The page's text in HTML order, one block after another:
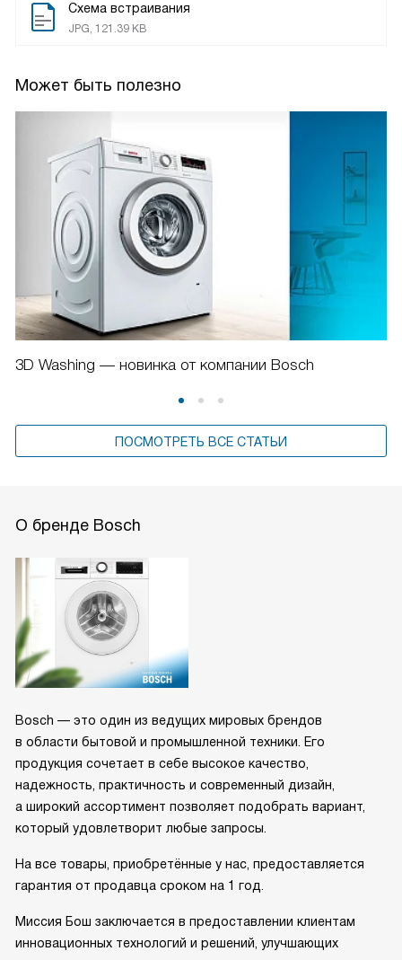
Схема встраивания
JPG, 121.39 KB
Может быть полезно
3D Washing — новинка от компании Bosch
ПОСМОТРЕТЬ ВСЕ СТАТЬИ
О бренде Bosch
Bosch — это один из ведущих мировых брендов
в области бытовой и промышленной техники. Его
продукция сочетает в себе высокое качество,
надежность, практичность и современный дизайн,
а широкий ассортимент позволяет подобрать вариант,
который удовлетворит любые запросы.
На все товары, приобретённые у нас, предоставляется
гарантия от продавца сроком на 1 год.
Миссия Бош заключается в предоставлении клиентам
инновационных технологий и решений, улучшающих